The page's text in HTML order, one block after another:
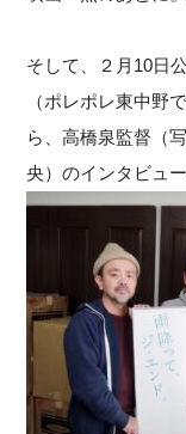
そして、２月10日
（ポレポレ東中野
ら、高橋泉監督（
央）のインタビュ